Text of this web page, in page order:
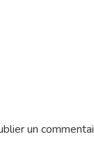
un